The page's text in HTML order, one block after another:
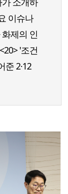
이슈나
제의 인
'조건
준 2·12